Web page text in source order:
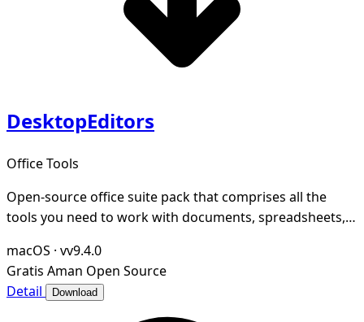
DesktopEditors
Office Tools
Open-source office suite pack that comprises all the
tools you need to work with documents, spreadsheets,
macOS · vv9.4.0
Gratis Aman Open Source
Detail
Download